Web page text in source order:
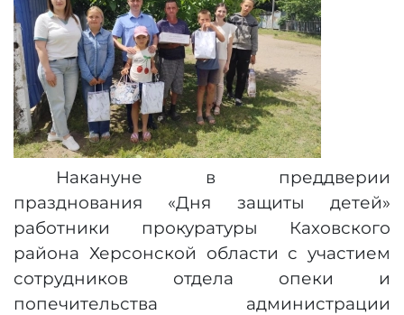
Накануне в преддверии
празднования «Дня защиты детей»
работники прокуратуры Каховского
района Херсонской области с участием
сотрудников отдела опеки и
попечительства администрации